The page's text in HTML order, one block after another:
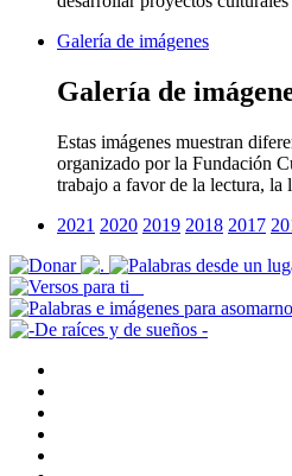
Galería de imágenes
Galería de
Estas imágenes muestran
organizado por la Fundación
trabajo a favor de la lectura, la
2021 2020 2019 2018 2017